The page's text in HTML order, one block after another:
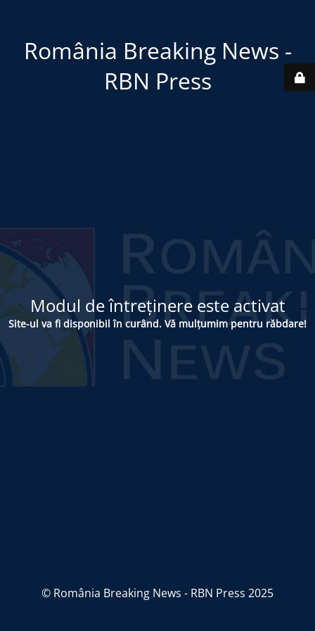
România Breaking News -
RBN Press
Modul de întreținere este activat
Site-ul va fi disponibil în curând. Vă mulțumim pentru răbdare!
© România Breaking News - RBN Press 2025